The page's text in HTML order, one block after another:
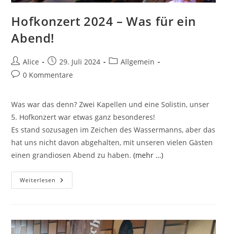
Hofkonzert 2024 – Was für ein
Abend!
Beitrags-
Autor:
Alice
Beitrag
veröffentlicht:
29. Juli 2024
Beitrags-
Allgemein
Beitrags-
0 Kommentare
Was war das denn? Zwei Kapellen und eine Solistin, unser
5. Hofkonzert war etwas ganz besonderes!
Es stand sozusagen im Zeichen des Wassermanns, aber das
hat uns nicht davon abgehalten, mit unseren vielen Gästen
einen grandiosen Abend zu haben.(mehr …)
Weiterlesen Hofkonzert
2024
Abend!